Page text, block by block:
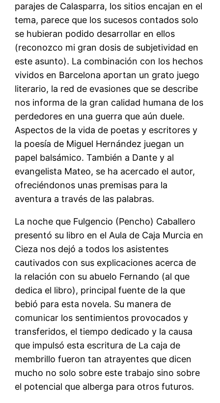
parajes de Calasparra, los sitios encajan en el
tema, parece que los sucesos contados solo
se hubieran podido desarrollar en ellos
(reconozco mi gran dosis de subjetividad en
este asunto). La combinación con los hechos
vividos en Barcelona aportan un grato juego
literario, la red de evasiones que se describe
nos informa de la gran calidad humana de los
perdedores en una guerra que aún duele.
Aspectos de la vida de poetas y escritores y
la poesía de Miguel Hernández juegan un
papel balsámico. También a Dante y al
evangelista Mateo, se ha acercado el autor,
ofreciéndonos unas premisas para la
aventura a través de las palabras.
La noche que Fulgencio (Pencho) Caballero
presentó su libro en el Aula de Caja Murcia en
Cieza nos dejó a todos los asistentes
cautivados con sus explicaciones acerca de
la relación con su abuelo Fernando (al que
dedica el libro), principal fuente de la que
bebió para esta novela. Su manera de
comunicar los sentimientos provocados y
transferidos, el tiempo dedicado y la causa
que impulsó esta escritura de La caja de
membrillo fueron tan atrayentes que dicen
mucho no solo sobre este trabajo sino sobre
el potencial que alberga para otros futuros.